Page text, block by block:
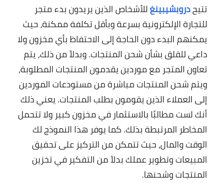
تتيحدروبشيبينغللأشخاص الذين يريدون بدء متجر
للتجارة الإلكترونية بسرعة وبأقل تكلفة ممكنة، حيث
يمكنهم البدء دون الحاجة إلى الاحتفاظ بأي مخزون ولا
داعي للقلق بشأن شحن المنتجات. وبدلاً من ذلك، يتم
تعاون المتجر مع موردين يقدمون المنتجات المطلوبة،
ويتم شحن المنتجات مباشرة من مستودعات الموردين
إلى العملاء الذين يقومون بطلب المنتجات. يعني ذلك
أنك لست مطالبًا بالاستثمار في مخزون كبير ولا تتحمل
المخاطر المرتبطة بذلك. كما يوفر هذا النموذج لك
الوقت والمال، حيث تتمكن من التركيز على تحقيق
المبيعات وتطوير عملك بدلاً من التفكير في تخزين
المنتجات وشحنها.